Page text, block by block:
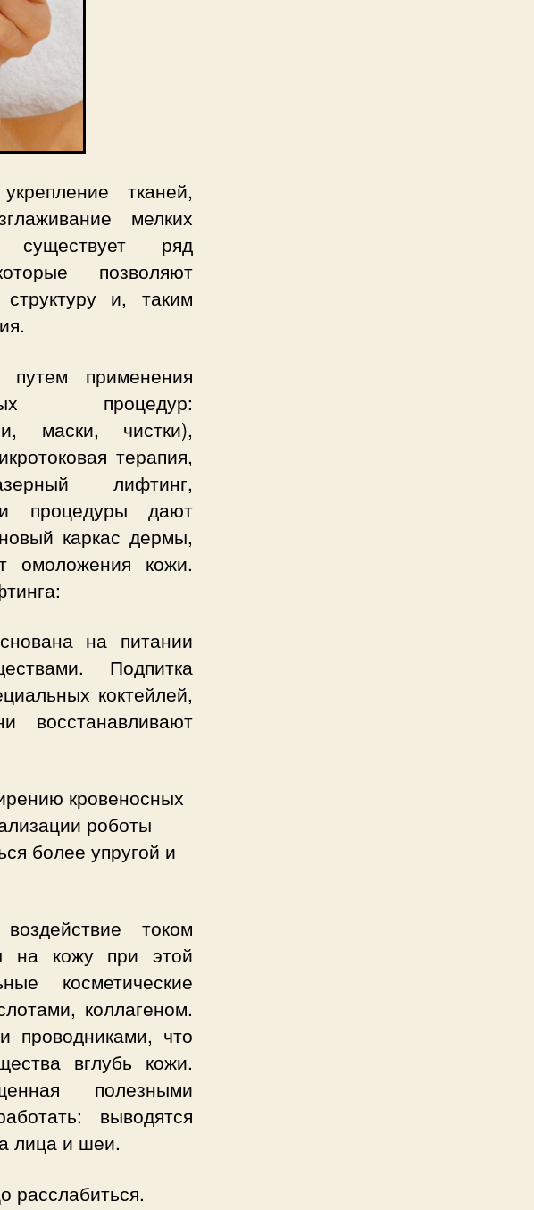
тканей,
мелких
ряд
позволяют
и, таким
применения
процедур:
маски, чистки),
терапия,
лифтинг,
процедуры дают
каркас дермы,
омоложения кожи.
на питании
Подпитка
коктейлей,
восстанавливают
кровеносных
роботы
более упругой и
током
на кожу при этой
косметические
коллагеном.
проводниками, что
вглубь кожи.
полезными
выводятся
лица и шеи.
расслабиться.